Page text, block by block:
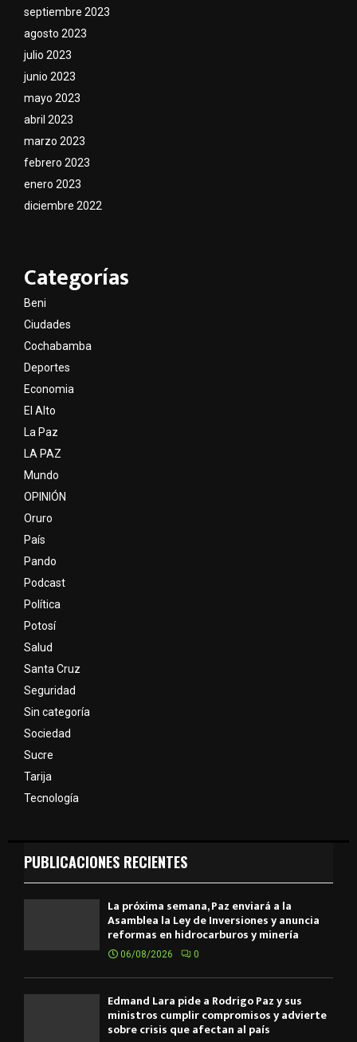
septiembre 2023
agosto 2023
julio 2023
junio 2023
mayo 2023
abril 2023
marzo 2023
febrero 2023
enero 2023
diciembre 2022
Categorías
Beni
Ciudades
Cochabamba
Deportes
Economia
El Alto
La Paz
LA PAZ
Mundo
OPINIÓN
Oruro
País
Pando
Podcast
Política
Potosí
Salud
Santa Cruz
Seguridad
Sin categoría
Sociedad
Sucre
Tarija
Tecnología
PUBLICACIONES RECIENTES
La próxima semana, Paz enviará a la
Asamblea la Ley de Inversiones y anuncia
reformas en hidrocarburos y minería
06/08/2026 0
Edmand Lara pide a Rodrigo Paz y sus
ministros cumplir compromisos y advierte
sobre crisis que afectan al país